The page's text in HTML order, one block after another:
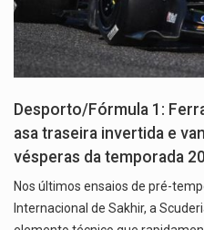
Desporto/Fórmula 1:
asa traseira invertida e
vésperas da temporada
Nos últimos ensaios de pré-
Internacional de Sakhir, a